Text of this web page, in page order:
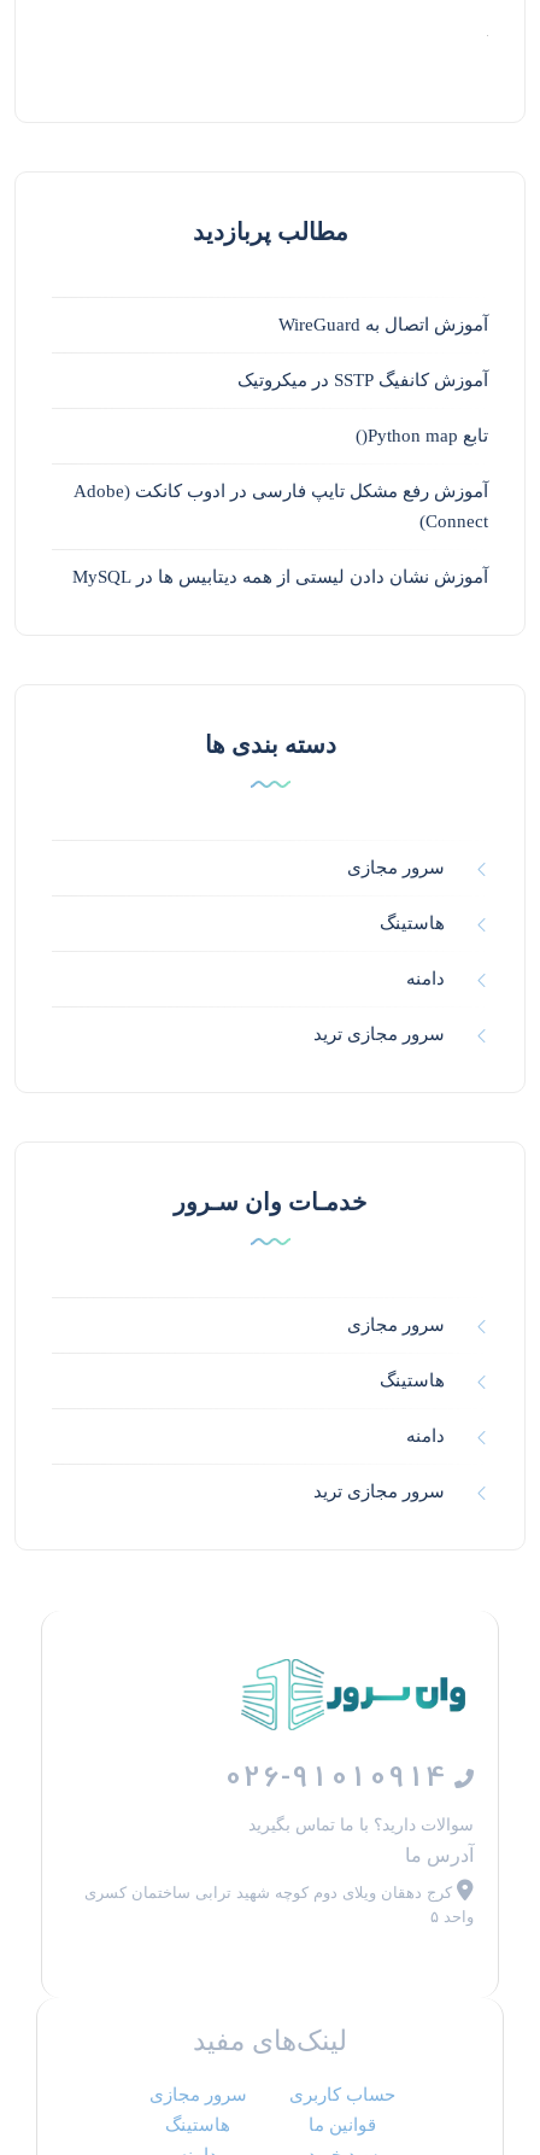
مطالب پربازدید
آموزش اتصال به WireGuard
آموزش کانفیگ SSTP در میکروتیک
تابع Python map()
آموزش رفع مشکل تایپ فارسی در ادوب کانکت (Adobe
Connect)
آموزش نشان دادن لیستی از همه دیتابیس ها در MySQL
دسته بندی ها
سرور مجازی
هاستینگ
دامنه
سرور مجازی ترید
خدمـات وان سـرور
سرور مجازی
هاستینگ
دامنه
سرور مجازی ترید
026-91010914
سوالات دارید؟ با ما تماس بگیرید
آدرس ما
کرج دهقان ویلای دوم کوچه شهید ترابی ساختمان کسری
واحد ۵
لینک‌های مفید
حساب کاربری
قوانین ما
سرور مجازی
هاستینگ